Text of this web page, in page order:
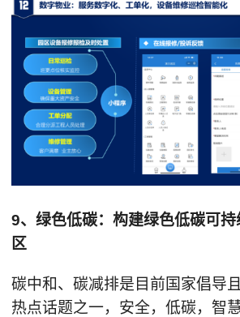
9、绿色低碳：构建绿色低碳可持
区
碳中和、碳减排是目前国家倡导
热点话题之一，安全，低碳，智